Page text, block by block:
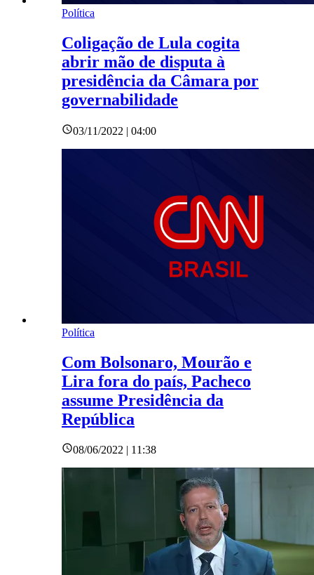
Política
Coligação de Lula cogita
abrir mão de disputa à
presidência da Câmara por
governabilidade
03/11/2022 | 04:00
Política
Com Bolsonaro, Mourão e
Lira fora do país, Pacheco
assume Presidência da
República
08/06/2022 | 11:38